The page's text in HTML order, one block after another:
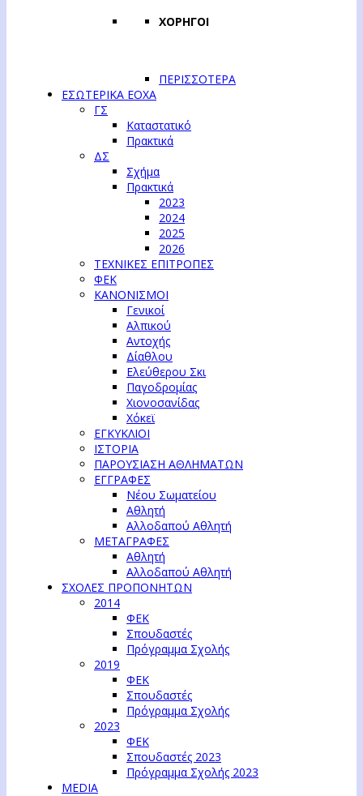
ΧΟΡΗΓΟΙ
ΠΕΡΙΣΣΟΤΕΡΑ
ΕΣΩΤΕΡΙΚΑ ΕΟΧΑ
ΓΣ
Καταστατικό
Πρακτικά
ΔΣ
Σχήμα
Πρακτικά
2023
2024
2025
2026
ΤΕΧΝΙΚΕΣ ΕΠΙΤΡΟΠΕΣ
ΦΕΚ
ΚΑΝΟΝΙΣΜΟΙ
Γενικοί
Αλπικού
Αντοχής
Δίαθλου
Ελεύθερου Σκι
Παγοδρομίας
Χιονοσανίδας
Χόκεϊ
ΕΓΚΥΚΛΙΟΙ
ΙΣΤΟΡΙΑ
ΠΑΡΟΥΣΙΑΣΗ ΑΘΛΗΜΑΤΩΝ
ΕΓΓΡΑΦΕΣ
Νέου Σωματείου
Αθλητή
Αλλοδαπού Αθλητή
ΜΕΤΑΓΡΑΦΕΣ
Αθλητή
Αλλοδαπού Αθλητή
ΣΧΟΛΕΣ ΠΡΟΠΟΝΗΤΩΝ
2014
ΦΕΚ
Σπουδαστές
Πρόγραμμα Σχολής
2019
ΦΕΚ
Σπουδαστές
Πρόγραμμα Σχολής
2023
ΦΕΚ
Σπουδαστές 2023
Πρόγραμμα Σχολής 2023
MEDIA